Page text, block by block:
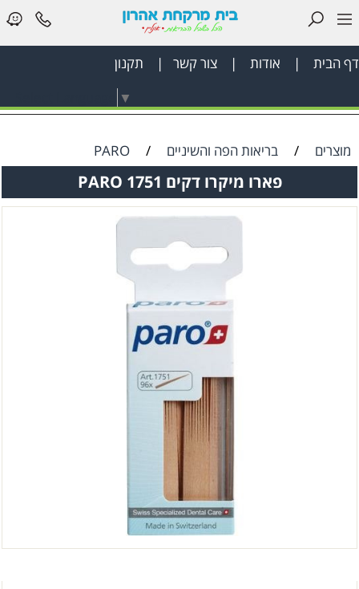
דף הבית | אודות | צור קשר | תקנון
▼
דף
הפה
והשיניים
מוצרים / בריאות הפה והשיניים /
PARO
פארו מיקרו דקים 1751 PARO